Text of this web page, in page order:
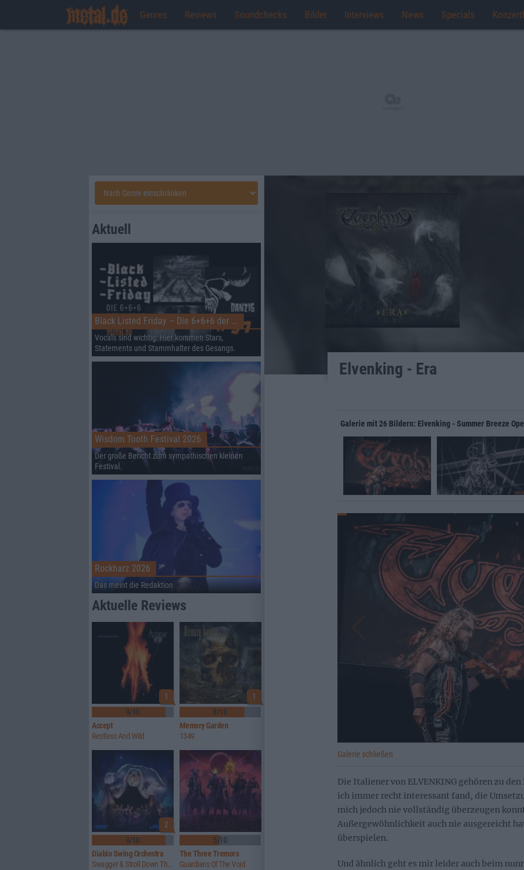
Genres Reviews Soundchecks Bilder Interviews News Specials
Elvenking - Era
Galerie mit 26 Bildern: Elvenking - Summer Breeze
Galerie schließen
Die Italiener von ELVENKING gehören zu
ich immer recht interessant fand, die
mich jedoch nie vollständig überzeugen
Außergewöhnlichkeit auch nie ausgereicht
überspielen.
Und ähnlich geht es mir leider auch beim
Aktuell
Black Listed Friday – Die 6+6+6 der Woche
Vocals sind wichtig: Hier kommen Stars,
Statements und Stammhalter des Gesangs.
Wisdom Tooth Festival 2026
Der große Bericht zum sympathischen kleinen
Festival.
Rockharz 2026
Das meint die Redaktion
Aktuelle Reviews
1
9/10
Accept
Restless And Wild
1
8/10
Memory Garden
1349
2
9/10
Diablo Swing Orchestra
Swagger & Stroll Down The Rabbit Hole
5/10
The Three Tremors
Guardians Of The Void